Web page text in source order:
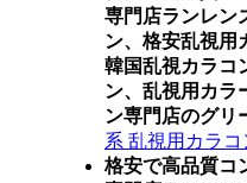
専門店ランレン
ン、格安乱視用
韓国乱視カラコ
ン、乱視用カラ
ン専門店のグリ
系 乱視用カラコ
格安で高品質コ